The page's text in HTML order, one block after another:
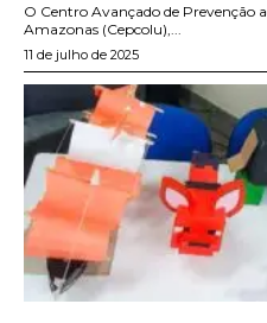
O Centro Avançado de Prevenção
Amazonas (Cepcolu),...
11 de julho de 2025